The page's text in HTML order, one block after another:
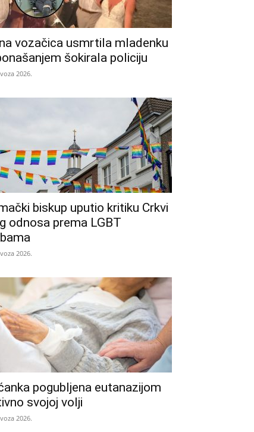
vozačica usmrtila mladenku
šokirala policiju
2026.
biskup uputio kritiku Crkvi
odnosa prema LGBT
2026.
pogubljena eutanazijom
svojoj volji
2026.